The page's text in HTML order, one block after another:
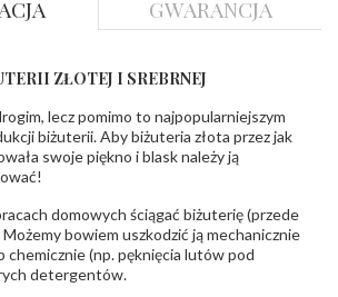
Diament
Brylantowy okrągły
VS
GWARANCJA
ZŁOTEJ I SREBRNEJ
lecz pomimo to najpopularniejszym
biżuterii. Aby biżuteria złota przez jak
swoje piękno i blask należy ją
domowych ściągać biżuterię (przede
bowiem uszkodzić ją mechanicznie
chemicznie (np. pęknięcia lutów pod
detergentów.